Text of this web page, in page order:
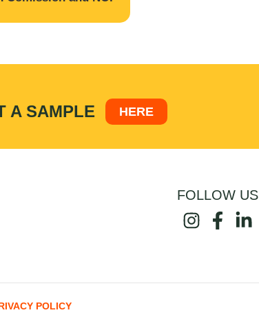
A SAMPLE HERE
FOLLOW US
POLICY